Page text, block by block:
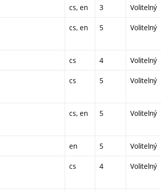
cs, en 3 Volitelný
cs, en 5 Volitelný
cs 4 Volitelný
cs 5 Volitelný
cs, en 5 Volitelný
en 5 Volitelný
cs 4 Volitelný